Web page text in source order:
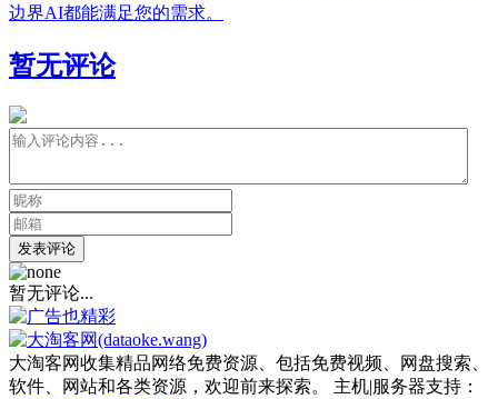
边界AI都能满足您的需求。
暂无评论
发表评论
暂无评论...
大淘客网收集精品网络免费资源、包括免费视频、网盘搜索、
软件、网站和各类资源，欢迎前来探索。 主机|服务器支持：